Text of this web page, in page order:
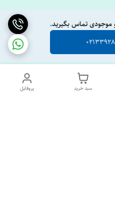
تماس بگیرید.
پروفایل سبد خرید